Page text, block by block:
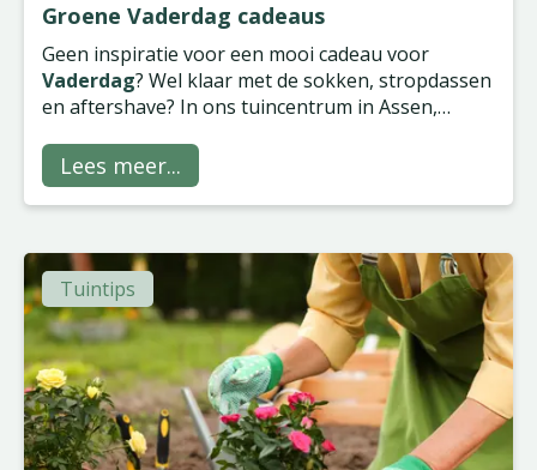
Groene Vaderdag cadeaus
Geen inspiratie voor een mooi cadeau voor
Vaderdag? Wel klaar met de sokken, stropdassen
en aftershave? In ons tuincentrum in Assen,
iets van zijn gading, of hij nu groene vingers heeft
of niet!
Lees meer...
Tuintips